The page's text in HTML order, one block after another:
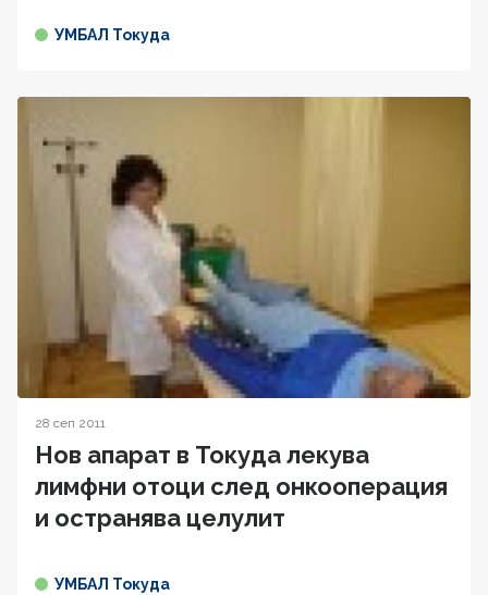
УМБАЛ Токуда
28 сеп 2011
Нов апарат в Токуда лекува
лимфни отоци след онкооперация
и остранява целулит
УМБАЛ Токуда